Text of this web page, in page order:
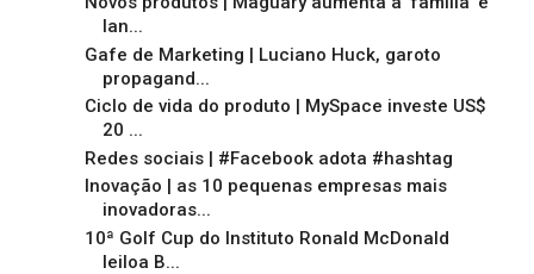
lan...
Gafe de Marketing | Luciano Huck, garoto
propagand...
Ciclo de vida do produto | MySpace investe US$
20 ...
Redes sociais | #Facebook adota #hashtag
Inovação | as 10 pequenas empresas mais
inovadoras...
10ª Golf Cup do Instituto Ronald McDonald
leiloa B...